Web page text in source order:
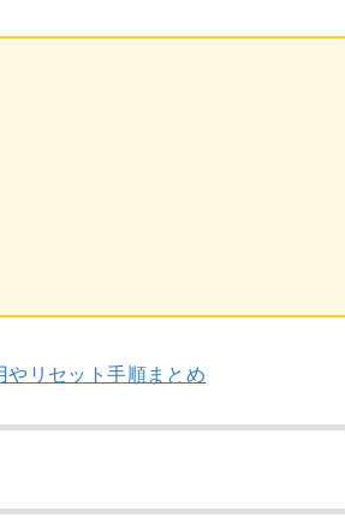
リセット手順まとめ